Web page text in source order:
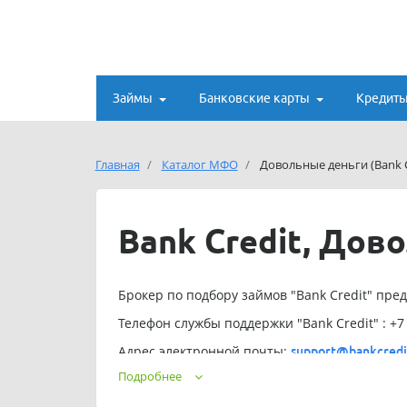
Займы Банковские карты Кредиты
Главная Каталог МФО Довольные деньги (Bank
Bank Credit,
Брокер по подбору займов "Bank Credit"
Телефон службы поддержки "Bank Credit" : +7
Адрес электронной почты:
Обращаем ваше внимание, что подбор займа
Подробнее